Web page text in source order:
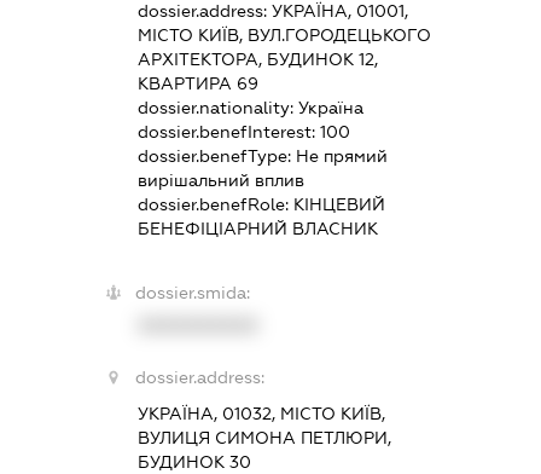
dossier.address:УКРАЇНА, 01001,
МІСТО КИЇВ, ВУЛ.ГОРОДЕЦЬКОГО
АРХІТЕКТОРА, БУДИНОК 12,
КВАРТИРА 69
dossier.nationality:Україна
dossier.benefInterest:100
dossier.benefType: Не прямий
вирішальний вплив
dossier.benefRole: КІНЦЕВИЙ
БЕНЕФІЦІАРНИЙ ВЛАСНИК
dossier.smida:
dossier.address:
УКРАЇНА, 01032, МІСТО КИЇВ,
ВУЛИЦЯ СИМОНА ПЕТЛЮРИ,
БУДИНОК 30